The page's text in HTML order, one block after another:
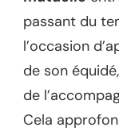
passant du
l’occasion
de son
de
Cela